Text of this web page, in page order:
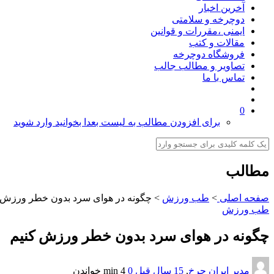
آخرین اخبار
دوچرخه و سلامتی
ایمنی ،مقررات و قوانین
مقالات و کتب
فروشگاه دوچرخه
تصاویر و مطالب جالب
تماس با ما
0
برای افزودن مطالب به لیست بعدا بخوانید وارد شوید
مطالب
صفحه اصلی > طب ورزش > چگونه در هوای سرد بدون خطر ورزش
طب ورزش
چگونه در هوای سرد بدون خطر ورزش کنیم
مدیر ایران چرخ, 15 سال قبل 0
4 min خواندن